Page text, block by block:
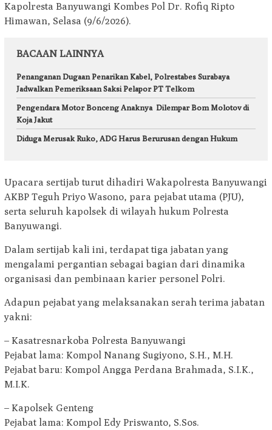
Kapolresta Banyuwangi Kombes Pol Dr. Rofiq Ripto
Himawan, Selasa (9/6/2026).
BACAAN LAINNYA
Penanganan Dugaan Penarikan Kabel, Polrestabes Surabaya
Jadwalkan Pemeriksaan Saksi Pelapor PT Telkom
Pengendara Motor Bonceng Anaknya Dilempar Bom Molotov di
Koja Jakut
Diduga Merusak Ruko, ADG Harus Berurusan dengan Hukum
Upacara sertijab turut dihadiri Wakapolresta Banyuwangi
AKBP Teguh Priyo Wasono, para pejabat utama (PJU),
serta seluruh kapolsek di wilayah hukum Polresta
Banyuwangi.
Dalam sertijab kali ini, terdapat tiga jabatan yang
mengalami pergantian sebagai bagian dari dinamika
organisasi dan pembinaan karier personel Polri.
Adapun pejabat yang melaksanakan serah terima jabatan
yakni:
– Kasatresnarkoba Polresta Banyuwangi
Pejabat lama: Kompol Nanang Sugiyono, S.H., M.H.
Pejabat baru: Kompol Angga Perdana Brahmada, S.I.K.,
M.I.K.
– Kapolsek Genteng
Pejabat lama: Kompol Edy Priswanto, S.Sos.